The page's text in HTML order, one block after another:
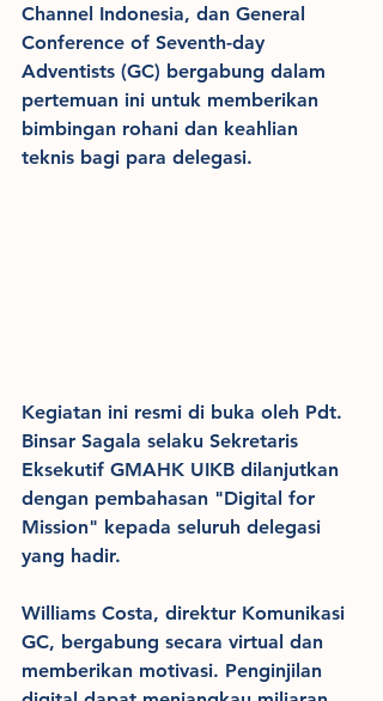
Channel Indonesia, dan General
Conference of Seventh-day
Adventists (GC) bergabung dalam
pertemuan ini untuk memberikan
bimbingan rohani dan keahlian
teknis bagi para delegasi.
Kegiatan ini resmi di buka oleh Pdt.
Binsar Sagala selaku Sekretaris
Eksekutif GMAHK UIKB dilanjutkan
dengan pembahasan "Digital for
Mission" kepada seluruh delegasi
yang hadir.
Williams Costa, direktur Komunikasi
GC, bergabung secara virtual dan
memberikan motivasi. Penginjilan